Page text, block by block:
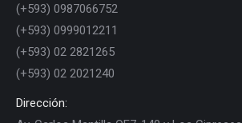
(+593) 0987066752
(+593) 0999012211
(+593) 02 2821265
(+593) 02 2021240
Dirección: